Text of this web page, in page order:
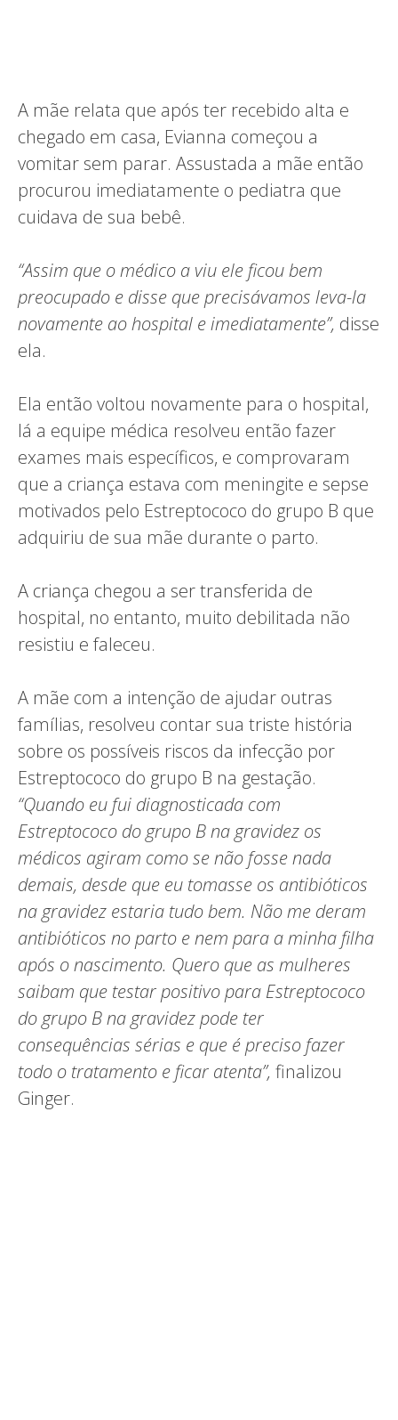
A mãe relata que após ter recebido alta e
chegado em casa, Evianna começou a
vomitar sem parar. Assustada a mãe então
procurou imediatamente o pediatra que
cuidava de sua bebê.
“Assim que o médico a viu ele ficou bem
preocupado e disse que precisávamos leva-la
novamente ao hospital e imediatamente”, disse
ela.
Ela então voltou novamente para o hospital,
lá a equipe médica resolveu então fazer
exames mais específicos, e comprovaram
que a criança estava com meningite e sepse
motivados pelo Estreptococo do grupo B que
adquiriu de sua mãe durante o parto.
A criança chegou a ser transferida de
hospital, no entanto, muito debilitada não
resistiu e faleceu.
A mãe com a intenção de ajudar outras
famílias, resolveu contar sua triste história
sobre os possíveis riscos da infecção por
Estreptococo do grupo B na gestação.
“Quando eu fui diagnosticada com
Estreptococo do grupo B na gravidez os
médicos agiram como se não fosse nada
demais, desde que eu tomasse os antibióticos
na gravidez estaria tudo bem. Não me deram
antibióticos no parto e nem para a minha filha
após o nascimento. Quero que as mulheres
saibam que testar positivo para Estreptococo
do grupo B na gravidez pode ter
consequências sérias e que é preciso fazer
todo o tratamento e ficar atenta”, finalizou
Ginger.